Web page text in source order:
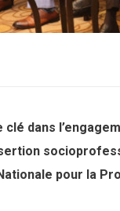
clé dans
pour la